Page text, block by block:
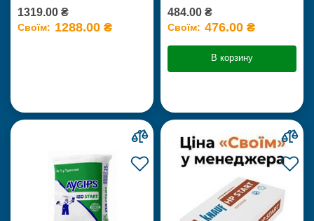
1319.00 ₴
Своїм: 1288.00 ₴
484.00 ₴
Своїм: 476.00 ₴
В корзину